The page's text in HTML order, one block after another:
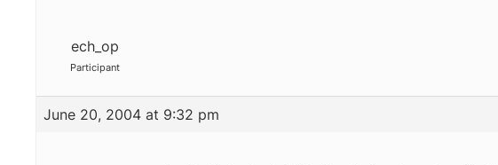
ech_op
Participant
June 20, 2004 at 9:32 pm